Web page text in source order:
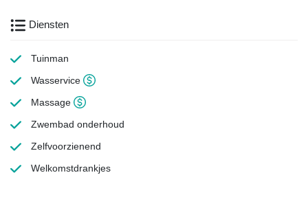
Diensten
Tuinman
Wasservice
Massage
Zwembad onderhoud
Zelfvoorzienend
Welkomstdrankjes